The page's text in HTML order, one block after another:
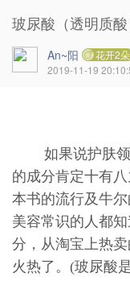
玻尿酸（透明质
An~阳
花开2朵
2019-11-19
如果说护肤领
的成分肯定十有
本书的流行及牛
美容常识的人都
分，从淘宝上热卖
火热了。(玻尿酸